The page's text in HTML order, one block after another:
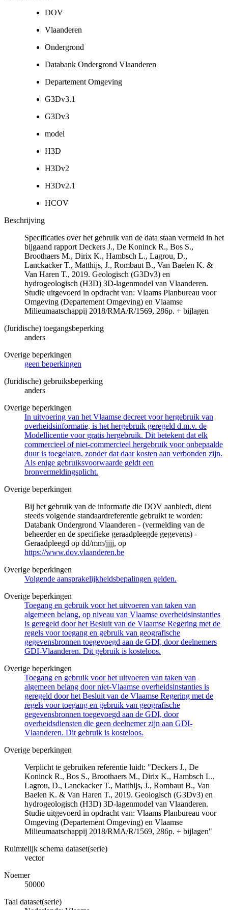
DOV
Vlaanderen
Ondergrond
Databank Ondergrond Vlaanderen
Departement Omgeving
G3Dv3.1
G3Dv3
model
H3D
H3Dv2
H3Dv2.1
HCOV
Beschrijving
Specificaties over het gebruik van de data staan vermeld in het
bijgaand rapport Deckers J., De Koninck R., Bos S.,
Broothaers M., Dirix K., Hambsch L., Lagrou, D.,
Lanckacker T., Matthijs, J., Rombaut B., Van Baelen K. &
Van Haren T., 2019. Geologisch (G3Dv3) en
hydrogeologisch (H3D) 3D-lagenmodel van Vlaanderen.
Studie uitgevoerd in opdracht van: Vlaams Planbureau voor
Omgeving (Departement Omgeving) en Vlaamse
Milieumaatschappij 2018/RMA/R/1569, 286p. + bijlagen
(Juridische) toegangsbeperking
anders
Overige beperkingen
geen beperkingen
(Juridische) gebruiksbeperking
anders
Overige beperkingen
In uitvoering van het Vlaamse decreet voor hergebruik van
overheidsinformatie, is het hergebruik geregeld d.m.v. de
Modellicentie voor gratis hergebruik. Dit betekent dat elk
commercieel of niet-commercieel hergebruik voor onbepaalde
duur is toegelaten, zonder dat daar kosten aan verbonden zijn.
Als enige gebruiksvoorwaarde geldt een
bronvermeldingsplicht.
Overige beperkingen
Bij het gebruik van de informatie die DOV aanbiedt, dient
steeds volgende standaardreferentie gebruikt te worden:
Databank Ondergrond Vlaanderen - (vermelding van de
beheerder en de specifieke geraadpleegde gegevens) -
Geraadpleegd op dd/mm/jjjj, op
https://www.dov.vlaanderen.be
Overige beperkingen
Volgende aansprakelijkheidsbepalingen gelden.
Overige beperkingen
Toegang en gebruik voor het uitvoeren van taken van
algemeen belang, op niveau van Vlaamse overheidsinstanties
is geregeld door het Besluit van de Vlaamse Regering met de
regels voor toegang en gebruik van geografische
gegevensbronnen toegevoegd aan de GDI, door deelnemers
GDI-Vlaanderen. Dit gebruik is kosteloos.
Overige beperkingen
Toegang en gebruik voor het uitvoeren van taken van
algemeen belang door niet-Vlaamse overheidsinstanties is
geregeld door het Besluit van de Vlaamse Regering met de
regels voor toegang en gebruik van geografische
gegevensbronnen toegevoegd aan de GDI, door
overheidsdiensten die geen deelnemer zijn aan GDI-
Vlaanderen. Dit gebruik is kosteloos.
Overige beperkingen
Verplicht te gebruiken referentie luidt: "Deckers J., De
Koninck R., Bos S., Broothaers M., Dirix K., Hambsch L.,
Lagrou, D., Lanckacker T., Matthijs, J., Rombaut B., Van
Baelen K. & Van Haren T., 2019. Geologisch (G3Dv3) en
hydrogeologisch (H3D) 3D-lagenmodel van Vlaanderen.
Studie uitgevoerd in opdracht van: Vlaams Planbureau voor
Omgeving (Departement Omgeving) en Vlaamse
Milieumaatschappij 2018/RMA/R/1569, 286p. + bijlagen"
Ruimtelijk schema dataset(serie)
vector
Noemer
50000
Taal dataset(serie)